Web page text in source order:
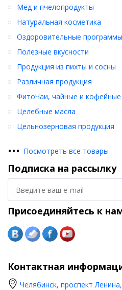
Мёд и пчелопродукты
Натуральная косметика
Оздоровительные программы
Полезные вкусности
Продукция из пихты и сосны
Различная продукция
ФитоЧаи, чайные и кофейные
Целебные масла
Цельнозерновая продукция
••• Посмотреть все товары
Подписка на рассылку
Присоединяйтесь к
Контактная
Челябинск, проспект